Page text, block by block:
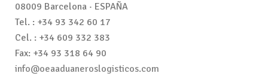
08009 Barcelona · ESPAÑA
Tel. : +34 93 342 60 17
Cel. : +34 609 332 383
Fax: +34 93 318 64 90
info@oeaaduaneroslogisticos.com